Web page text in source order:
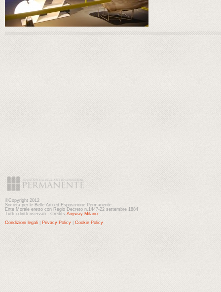
©Copyright 2012
Società per le Belle Arti ed Esposizione Permanente
Ente Morale eretto con Regio Decreto n.1447-22 settembre 1884
Tutti i diritti riservati - Credits Anyway Milano
Condizioni legali
Privacy Policy Cookie Policy